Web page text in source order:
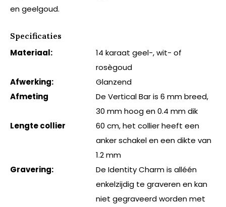
en geelgoud.
Specificaties
Materiaal:
14 karaat geel-, wit- of
rosègoud
Afwerking:
Glanzend
Afmeting
De Vertical Bar is 6 mm breed,
30 mm hoog en 0.4 mm dik
Lengte collier
60 cm, het collier heeft een
anker schakel en een dikte van
1.2 mm
Gravering:
De Identity Charm is alléén
enkelzijdig te graveren en kan
niet gegraveerd worden met